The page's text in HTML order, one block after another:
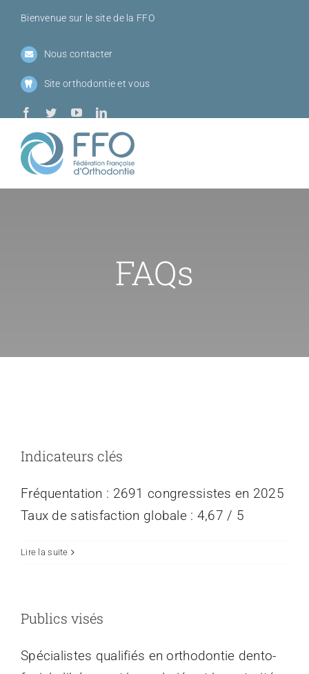
Passer
contenu
Bienvenue sur le site de la FFO
Nous contacter
Site orthodontie et vous
FAQs
Indicateurs clés
Fréquentation : 2691 congressistes en 2025
Taux de satisfaction globale : 4,67 / 5
Lire la suite
Publics visés
Spécialistes qualifiés en orthodontie dento-